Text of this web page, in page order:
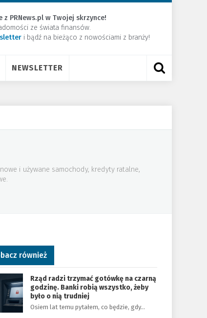
z PRNews.pl w Twojej skrzynce!
ze świata finansów.
​i bądź na bieżąco z nowościami z branży!
NEWSLETTER
i używane samochody, kredyty ratalne,
również
Rząd radzi trzymać gotówkę na czarną
godzinę. Banki robią wszystko, żeby
było o nią trudniej
Osiem lat temu pytałem, co będzie, gdy…